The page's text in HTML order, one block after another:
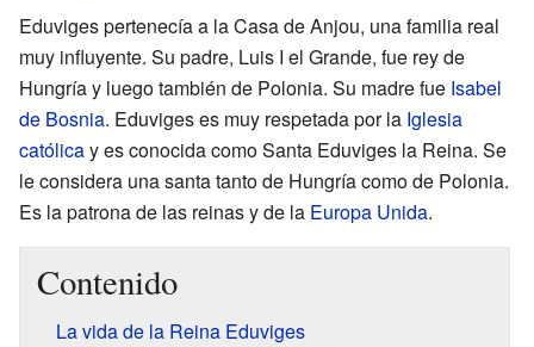
Eduviges pertenecía a la Casa de Anjou, una familia real
muy influyente. Su padre, Luis I el Grande, fue rey de
Hungría y luego también de Polonia. Su madre fue Isabel
de Bosnia. Eduviges es muy respetada por la Iglesia
católicay es conocida como Santa Eduviges la Reina. Se
le considera una santa tanto de Hungría como de Polonia.
Es la patrona de las reinas y de la Europa Unida.
Contenido
La vida de la Reina Eduviges